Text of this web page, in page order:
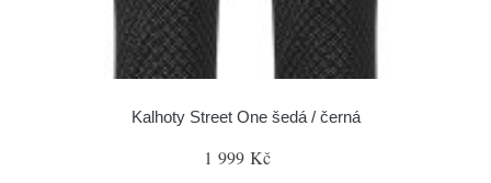
Kalhoty Street One šedá / černá
1 999 Kč